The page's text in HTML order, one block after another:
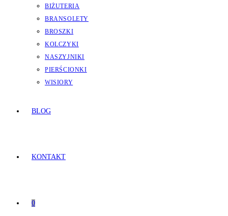
BIŻUTERIA
BRANSOLETY
BROSZKI
KOLCZYKI
NASZYJNIKI
PIERŚCIONKI
WISIORY
BLOG
KONTAKT
0